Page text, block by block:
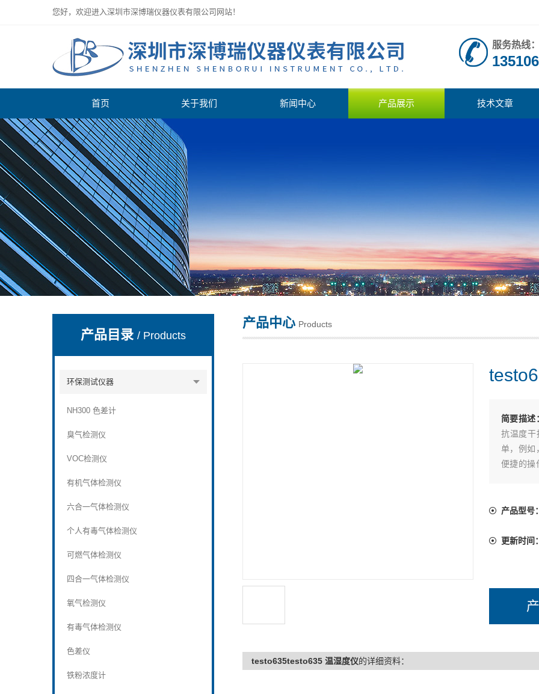
您好，欢迎进入深圳市深博瑞仪器仪表有限公司网站！
深圳市深博瑞仪器仪表有限公司
服务热线：
首页 关于我们 新闻中心 产品展示 技术文章
产品目录/ Products
环保测试仪器
NH300 色差计
臭气检测仪
VOC检测仪
有机气体检测仪
六合一气体检测仪
个人有毒气体检测仪
可燃气体检测仪
四合一气体检测仪
氧气检测仪
有毒气体检测仪
色差仪
铁粉浓度计
产品中心 Products
简要描述
抗温度干
单，例如
便捷的操
达-60℃
产品型号：
更新时间：
testo635testo635 温湿度仪的详细资料：